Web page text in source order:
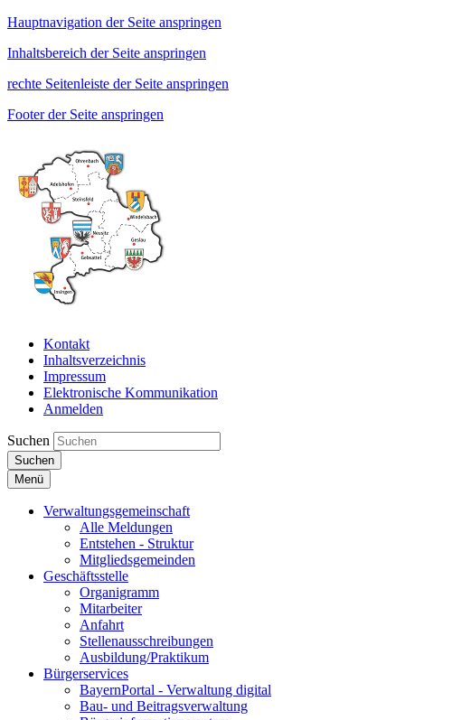
Hauptnavigation der Seite anspringen
Inhaltsbereich der Seite anspringen
rechte Seitenleiste der Seite anspringen
Footer der Seite anspringen
Kontakt
Inhaltsverzeichnis
Impressum
Elektronische Kommunikation
Anmelden
Suchen
Suchen
Menü
Verwaltungsgemeinschaft
Alle Meldungen
Entstehen - Struktur
Mitgliedsgemeinden
Geschäftsstelle
Organigramm
Mitarbeiter
Anfahrt
Stellenausschreibungen
Ausbildung/Praktikum
Bürgerservices
BayernPortal - Verwaltung digital
Bau- und Beitragsverwaltung